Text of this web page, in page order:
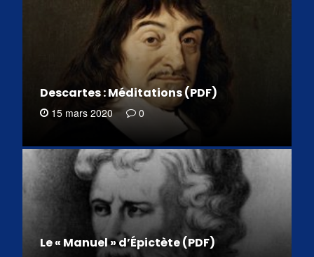
Descartes : Méditations (PDF)
15 mars 2020 0
Le « Manuel » d’Épictète (PDF)